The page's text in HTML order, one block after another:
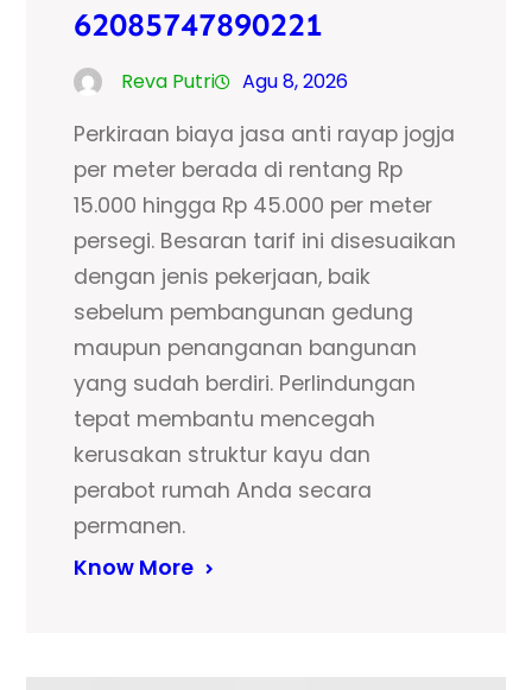
62085747890221
Reva Putri Agu 8, 2026
Perkiraan biaya jasa anti rayap jogja
per meter berada di rentang Rp
15.000 hingga Rp 45.000 per meter
persegi. Besaran tarif ini disesuaikan
dengan jenis pekerjaan, baik
sebelum pembangunan gedung
maupun penanganan bangunan
yang sudah berdiri. Perlindungan
tepat membantu mencegah
kerusakan struktur kayu dan
perabot rumah Anda secara
permanen.
Know More